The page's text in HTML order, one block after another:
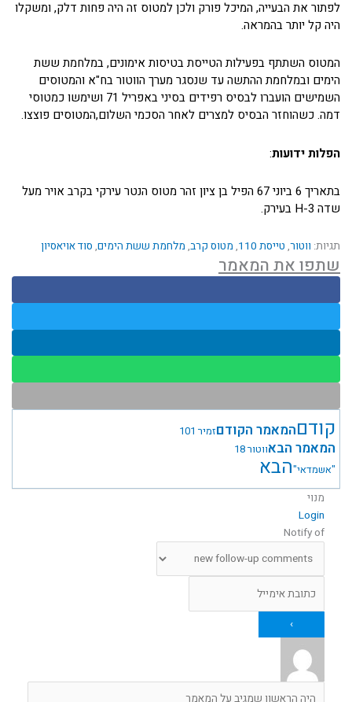
לפתור את הבעייה, המיכל פורק ולכן למטוס זה היה פחות דלק, ומשקלו
היה קל יותר בהמראה.
המטוס השתתף בפעילות הטייסת בטיסות אימונים, במלחמת ששת
הימים ובמלחמת ההתשה עד שנסגר מערך הווטור בח"א והמטוסים
השמישים הועברו לבסיס רפידים בסיני באפריל 71 ושימשו כמטוסי
דמה. כשהוחזר הבסיס למצרים לאחר הסכמי השלום,המטוסים פוצצו.
הפלות ידועות:
בתאריך 6 ביוני 67 הפיל בן ציון זהר מטוס הנטר עירקי בקרב אויר מעל
שדה H-3 בעירק.
תגיות: ווטור, טייסת 110 , מטוס קרב, מלחמת ששת הימים, סוד אויאסיון
שתפו את המאמר
קודםהמאמר הקודםזמיר 101
המאמר הבא
ווטור 18
"אשמדאי"הבא
מנוי
Login
Notify of